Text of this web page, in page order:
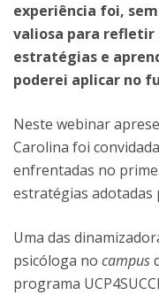
experiência foi,
valiosa para refletir
estratégias e
poderei aplicar no
Neste webinar
Carolina foi
enfrentadas no
estratégias adotadas
Uma das
psicóloga no campus
programa